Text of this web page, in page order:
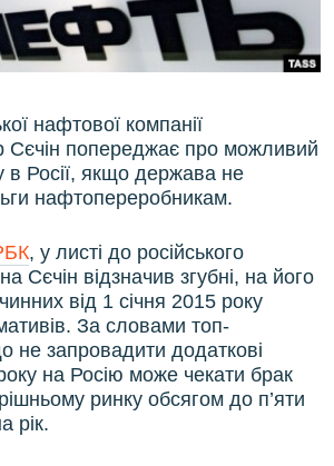
нафтової компанії
Сєчін попереджає про можливий
в Росії, якщо держава не
нафтопереробникам.
, у листі до російського
Сєчін відзначив згубні, на його
від 1 січня 2015 року
За словами топ-
не запровадити додаткові
на Росію може чекати брак
ринку обсягом до п’яти
рік.